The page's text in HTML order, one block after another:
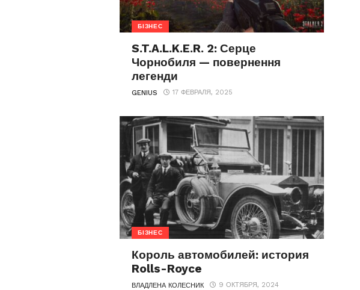
БІЗНЕС
S.T.A.L.K.E.R. 2: Серце
Чорнобиля — повернення
легенди
GENIUS 17 ФЕВРАЛЯ, 2025
БІЗНЕС
Король автомобилей: история
Rolls-Royce
ВЛАДЛЕНА КОЛЕСНИК 9 ОКТЯБРЯ, 2024